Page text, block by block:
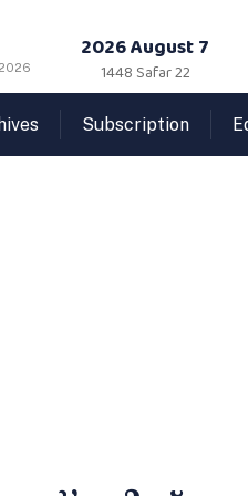
2026 August 7
1448 Safar 22
Subscription